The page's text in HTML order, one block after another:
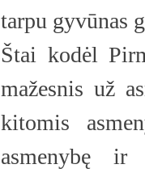
tarpu gyvūnas
Štai kodėl
mažesnis už
kitomis
asmenybę